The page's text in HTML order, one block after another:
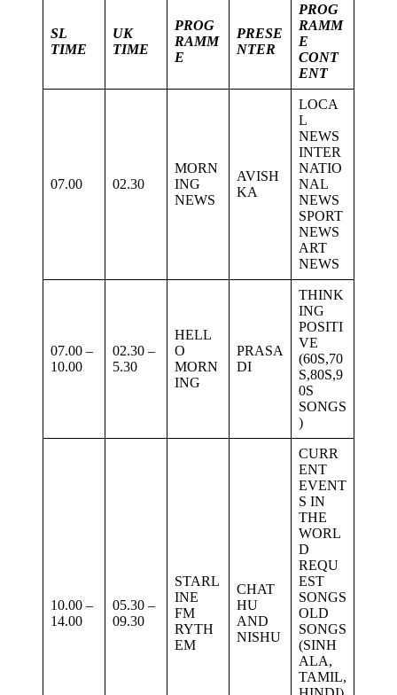
SL
TIME
UK
TIME
PROG
RAMM
E
PRESE
NTER
PROG
RAMM
E
CONT
ENT
07.00 02.30
MORN
ING
NEWS
AVISH
KA
LOCA
L
NEWS
INTER
NATIO
NAL
NEWS
SPORT
NEWS
ART
NEWS
07.00 –
10.00
02.30 –
5.30
HELL
O
MORN
ING
PRASA
DI
THINK
ING
POSITI
VE
(60S,70
S,80S,9
0S
SONGS
)
10.00 –
14.00
05.30 –
09.30
STARL
INE
FM
RYTH
EM
CHAT
HU
AND
NISHU
CURR
ENT
EVENT
S IN
THE
WORL
D
REQU
EST
SONGS
OLD
SONGS
(SINH
ALA,
TAMIL,